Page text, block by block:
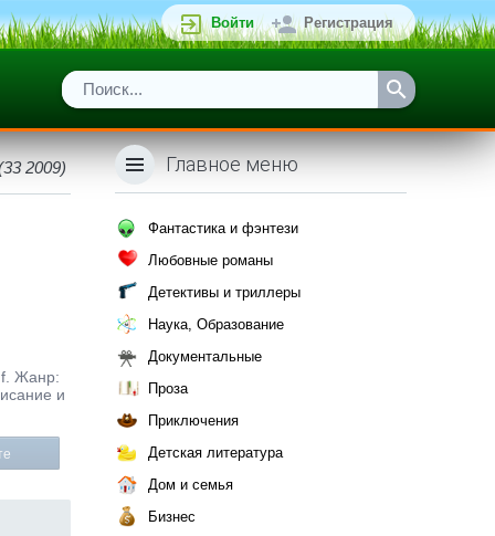
Войти Регистрация
2009)
Жанр:
и
Главное меню
Фантастика и фэнтези
Любовные романы
Детективы и триллеры
Наука, Образование
Документальные
Проза
Приключения
Детская литература
Дом и семья
Бизнес